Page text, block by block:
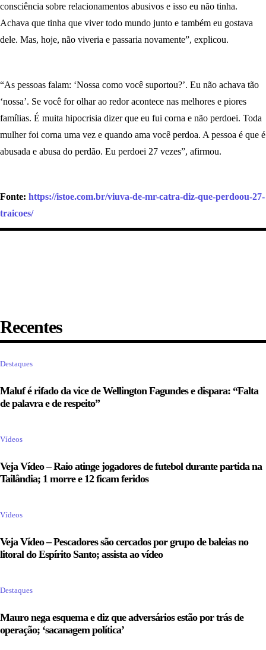
consciência sobre relacionamentos abusivos e isso eu não tinha.
Achava que tinha que viver todo mundo junto e também eu gostava
dele. Mas, hoje, não viveria e passaria novamente”, explicou.
“As pessoas falam: ‘Nossa como você suportou?’. Eu não achava tão
‘nossa’. Se você for olhar ao redor acontece nas melhores e piores
famílias. É muita hipocrisia dizer que eu fui corna e não perdoei. Toda
mulher foi corna uma vez e quando ama você perdoa. A pessoa é que é
abusada e abusa do perdão. Eu perdoei 27 vezes”, afirmou.
Fonte: https://istoe.com.br/viuva-de-mr-catra-diz-que-perdoou-27-
traicoes/
Recentes
Destaques
Maluf é rifado da vice de Wellington Fagundes e dispara: “Falta
de palavra e de respeito”
Vídeos
Veja Vídeo – Raio atinge jogadores de futebol durante partida na
Tailândia; 1 morre e 12 ficam feridos
Vídeos
Veja Vídeo – Pescadores são cercados por grupo de baleias no
litoral do Espírito Santo; assista ao vídeo
Destaques
Mauro nega esquema e diz que adversários estão por trás de
operação; ‘sacanagem política’